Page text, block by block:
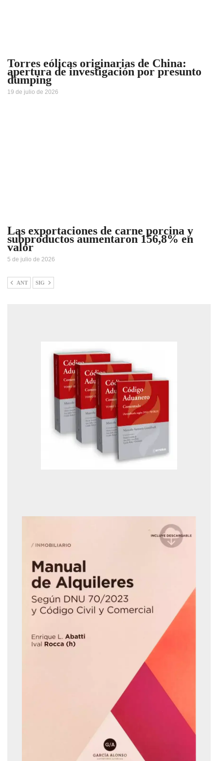
Torres eólicas originarias de China:
apertura de investigación por presunto
dumping
19 de julio de 2026
Las exportaciones de carne porcina y
subproductos aumentaron 156,8% en
valor
5 de julio de 2026
ANT SIG